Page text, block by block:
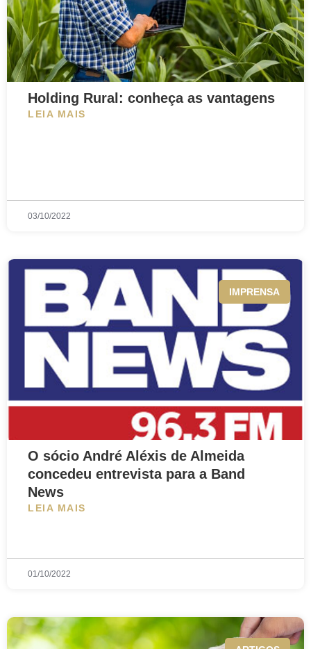
Holding Rural: conheça as vantagens
LEIA MAIS
03/10/2022
IMPRENSA
O sócio André Aléxis de Almeida
concedeu entrevista para a Band
News
LEIA MAIS
01/10/2022